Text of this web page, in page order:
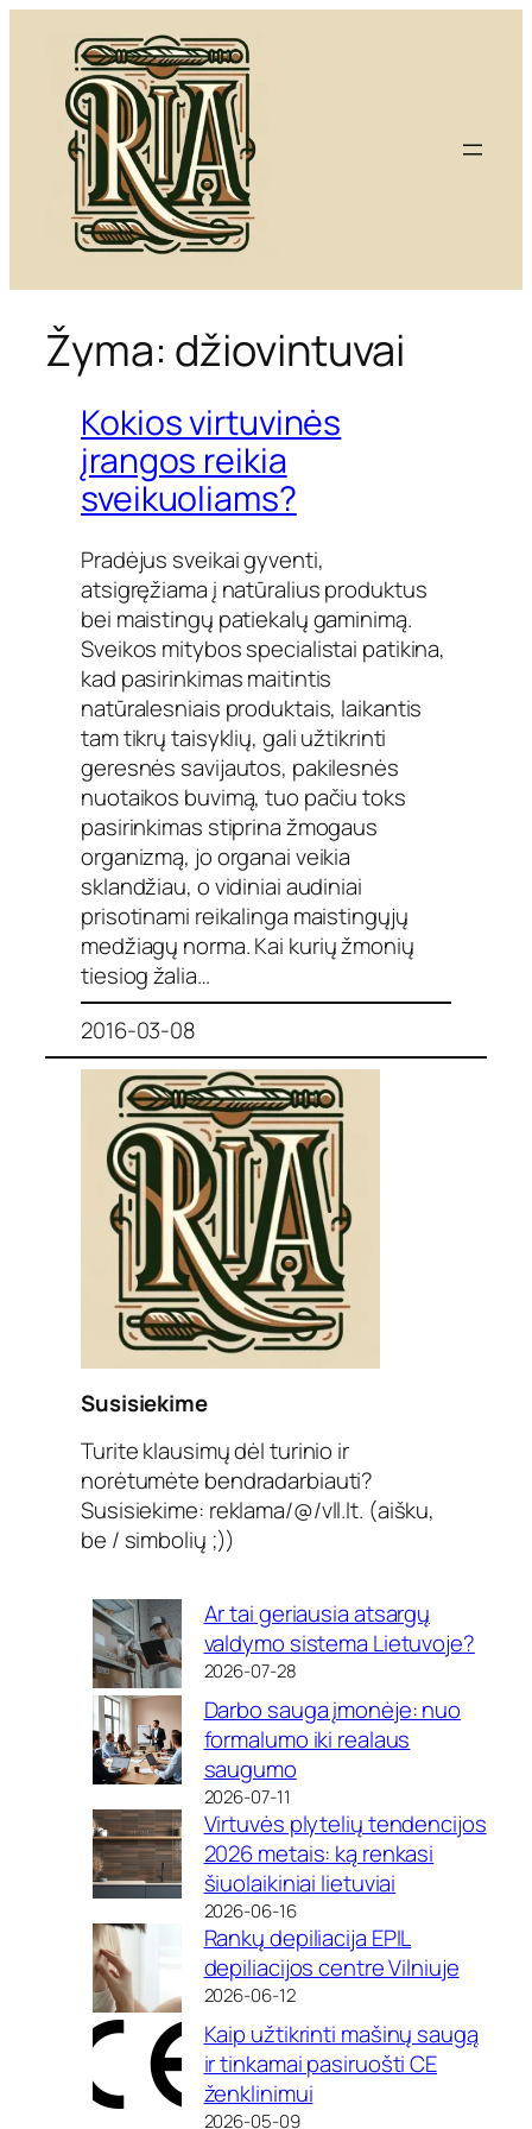
turinio
Žyma: džiovintuvai
Kokios virtuvinės
įrangos reikia
sveikuoliams?
Pradėjus sveikai gyventi,
atsigręžiama į natūralius produktus
bei maistingų patiekalų gaminimą.
Sveikos mitybos specialistai patikina,
kad pasirinkimas maitintis
natūralesniais produktais, laikantis
tam tikrų taisyklių, gali užtikrinti
geresnės savijautos, pakilesnės
nuotaikos buvimą, tuo pačiu toks
pasirinkimas stiprina žmogaus
organizmą, jo organai veikia
sklandžiau, o vidiniai audiniai
prisotinami reikalinga maistingųjų
medžiagų norma. Kai kurių žmonių
tiesiog žalia…
2016-03-08
Susisiekime
Turite klausimų dėl turinio ir
norėtumėte bendradarbiauti?
Susisiekime: reklama/@/vll.lt. (aišku,
be / simbolių ;))
Ar tai geriausia atsargų
valdymo sistema Lietuvoje?
2026-07-28
Darbo sauga įmonėje: nuo
formalumo iki realaus
saugumo
2026-07-11
Virtuvės plytelių tendencijos
2026 metais: ką renkasi
šiuolaikiniai lietuviai
2026-06-16
Rankų depiliacija EPIL
depiliacijos centre Vilniuje
2026-06-12
Kaip užtikrinti mašinų saugą
ir tinkamai pasiruošti CE
ženklinimui
2026-05-09